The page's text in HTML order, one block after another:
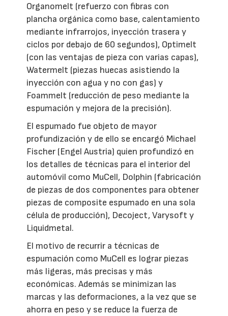
Organomelt (refuerzo con fibras con
plancha orgánica como base, calentamiento
mediante infrarrojos, inyección trasera y
ciclos por debajo de 60 segundos), Optimelt
(con las ventajas de pieza con varias capas),
Watermelt (piezas huecas asistiendo la
inyección con agua y no con gas) y
Foammelt (reducción de peso mediante la
espumación y mejora de la precisión).
El espumado fue objeto de mayor
profundización y de ello se encargó Michael
Fischer (Engel Austria) quien profundizó en
los detalles de técnicas para el interior del
automóvil como MuCell, Dolphin (fabricación
de piezas de dos componentes para obtener
piezas de composite espumado en una sola
célula de producción), Decoject, Varysoft y
Liquidmetal.
El motivo de recurrir a técnicas de
espumación como MuCell es lograr piezas
más ligeras, más precisas y más
económicas. Además se minimizan las
marcas y las deformaciones, a la vez que se
ahorra en peso y se reduce la fuerza de